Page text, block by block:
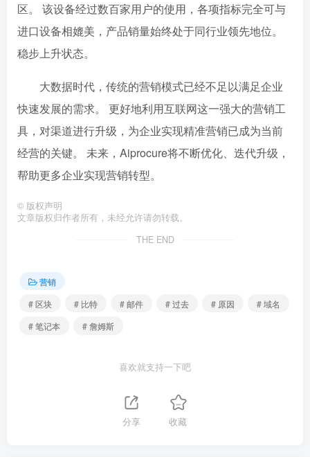
区。 该设备经过数百家用户的使用，各项指标完全可与
进口设备相媲美，产品销量始终处于同行业领先地位。
稳步上升状态。
大数据时代，传统的营销模式已经不足以满足企业
快速发展的需求。 更好地利用互联网这一强大的营销工
具，对渠道进行升级，为企业实现精准营销已成为当前
经营的关键。 未来，Aiprocure将不断优化、迭代升级，
帮助更多企业实现营销转型。
© 版权声明
文章版权归作者所有，未经允许请勿转载。
THE END
营销
# 区块
# 比特 # 邮件 # 过去 # 原因
# 域名
# 笔记本
# 詹姆斯
喜欢就支持一下吧
分享 收藏